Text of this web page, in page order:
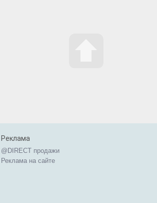
Реклама
@DIRECT продажи
Реклама на сайте